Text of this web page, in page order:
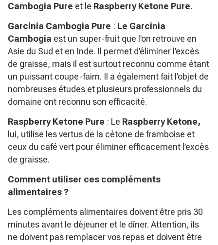
Cambogia Pure et le Raspberry Ketone Pure.
Garcinia Cambogia Pure : Le Garcinia
Cambogia est un super-fruit que l’on retrouve en
Asie du Sud et en Inde. Il permet d’éliminer l’excès
de graisse, mais il est surtout reconnu comme étant
un puissant coupe-faim. Il a également fait l’objet de
nombreuses études et plusieurs professionnels du
domaine ont reconnu son efficacité.
Raspberry Ketone Pure : Le Raspberry Ketone,
lui, utilise les vertus de la cétone de framboise et
ceux du café vert pour éliminer efficacement l’excès
de graisse.
Comment utiliser ces compléments
alimentaires ?
Les compléments alimentaires doivent être pris 30
minutes avant le déjeuner et le dîner. Attention, ils
ne doivent pas remplacer vos repas et doivent être